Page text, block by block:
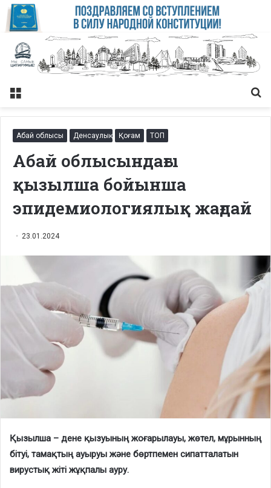
Меню
Абай облысы Денсаулық Қоғам ТОП
Абай облысындағы
қызылша бойынша
эпидемиологиялық жағдай
23.01.2024
Қызылша – дене қызуының жоғарылауы, жөтел, мұрынның
бітуі, тамақтың ауыруы және бөртпемен сипатталатын
вирустық жіті жұқпалы ауру.